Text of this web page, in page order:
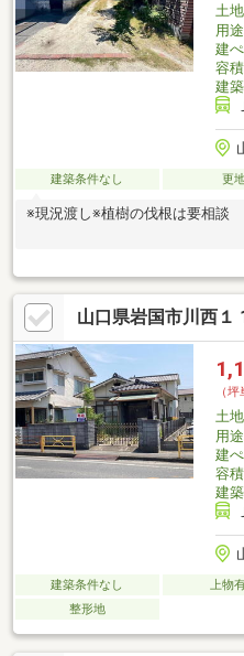
土
用
建
容
建
建築条件なし 更
※現況渡し※植樹の伐根は要相談
山口県岩国市川西１
（坪
土
用
建
容
建
建築条件なし 上物
整形地